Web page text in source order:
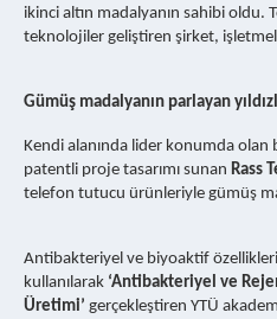
ikinci altın madalyanın sahibi oldu.
teknolojiler geliştiren şirket,
Gümüş madalyanın parlayan
Kendi alanında lider konumda
patentli proje tasarımı sunan Rass
telefon tutucu ürünleriyle gümüş
Antibakteriyel ve biyoaktif
kullanılarak ‘Antibakteriyel ve
Üretimi’ gerçekleştiren YTÜ